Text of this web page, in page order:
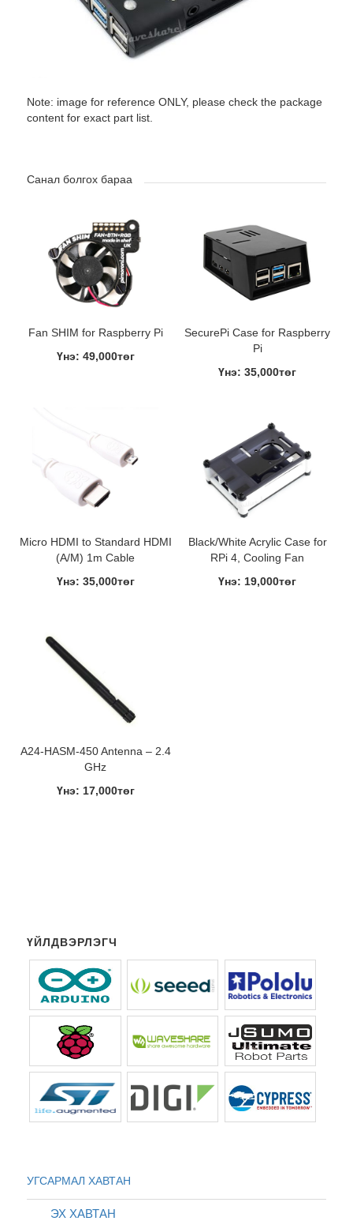
Note: image for reference ONLY, please check the package
content for exact part list.
Санал болгох бараа
Fan SHIM for Raspberry Pi
Үнэ: 49,000төг
SecurePi Case for Raspberry
Pi
Үнэ: 35,000төг
Micro HDMI to Standard HDMI
(A/M) 1m Cable
Үнэ: 35,000төг
Black/White Acrylic Case for
RPi 4, Cooling Fan
Үнэ: 19,000төг
A24-HASM-450 Antenna – 2.4
GHz
Үнэ: 17,000төг
ҮЙЛДВЭРЛЭГЧ
УГСАРМАЛ ХАВТАН
ЭХ ХАВТАН